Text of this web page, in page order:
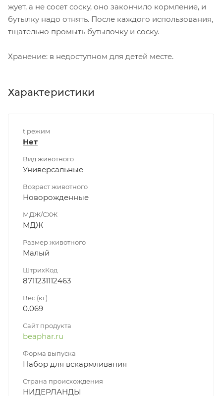
жует, а не сосет соску, оно закончило кормление, и
бутылку надо отнять. После каждого использования,
тщательно промыть бутылочку и соску.
Хранение: в недоступном для детей месте.
Характеристики
t режим
Нет
Вид животного
Универсальные
Возраст животного
Новорожденные
МДЖ/СХЖ
МДЖ
Размер животного
Малый
ШтрихКод
8711231112463
Вес (кг)
0.069
Сайт продукта
beaphar.ru
Форма выпуска
Набор для вскармливания
Страна происхождения
НИДЕРЛАНДЫ